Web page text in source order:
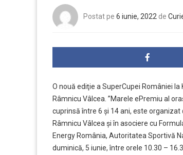
Postat pe 6 iunie, 2022 de
O nouă ediţie a SuperCupei României
Râmnicu Vâlcea. ”Marele ePremiu al
cuprinsă între 6 şi 14 ani, este
Râmnicu Vâlcea şi în asociere cu
Energy România, Autoritatea Sportivă
duminică, 5 iunie, între orele 10.30 –